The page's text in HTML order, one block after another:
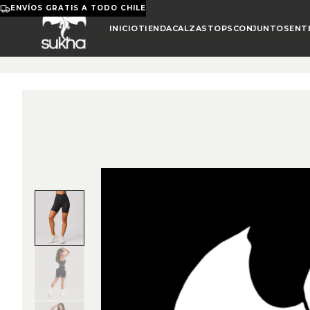
ENVÍOS GRATIS A TODO CHILE
INICIOTIENDACALZAS TOPS CONJUNTOS